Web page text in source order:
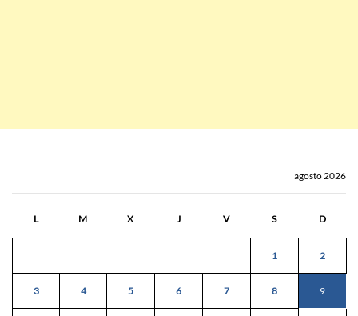
agosto 2026
L M X J V S D
1 2
3 4 5 6 7 8 9